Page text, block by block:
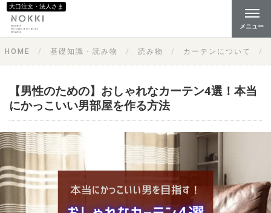
大口注文・法人さま
メニュー
HOME 基礎知識・読み物 読み物 カーテンについて
【男性のための】おしゃれなカーテン4選！本当
にかっこいい男部屋を作る方法